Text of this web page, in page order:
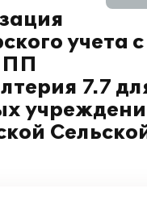
учета с
ПП
7.7